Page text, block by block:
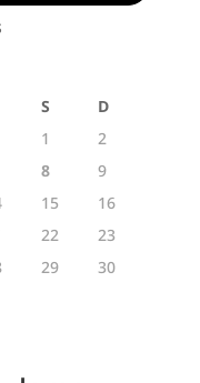
S
D
1
2
8
9
15
16
22
23
29
30